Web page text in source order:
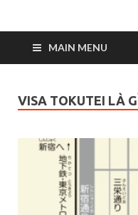
Tsuku
ở thành
MAIN MENU
VISA TOKUTEI LÀ